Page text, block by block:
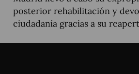
posterior rehabilitación y
ciudadanía gracias a su